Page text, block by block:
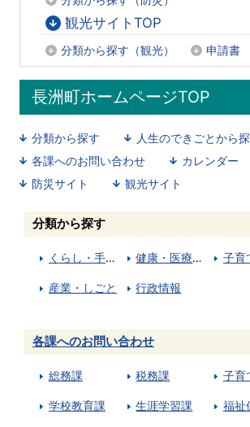
観光サイトTOP
分類から探す（観光） 申請書
長洲町ホームページTOP
分類から探す
人生のできごとから
各課へのお問い合わせ
カレンダー
防災サイト
観光サイト
分類から探す
くらし・手続き 健康・医療・福祉 子育
産業・しごと 行政情報
各課へのお問い合わせ
総務課 税務課 子育
学校教育課 生涯学習課